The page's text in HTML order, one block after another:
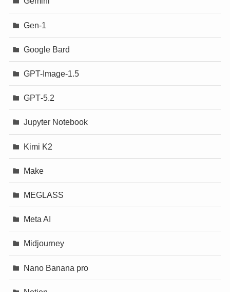
Gen-1
Google Bard
GPT-Image-1.5
GPT‐5.2
Jupyter Notebook
Kimi K2
Make
MEGLASS
Meta AI
Midjourney
Nano Banana pro